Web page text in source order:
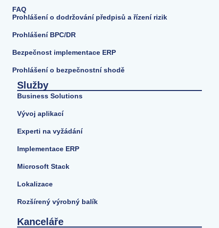
FAQ
Prohlášení o dodržování předpisů a řízení rizik
Prohlášení BPC/DR
Bezpečnost implementace ERP
Prohlášení o bezpečnostní shodě
Služby
Business Solutions
Vývoj aplikací
Experti na vyžádání
Implementace ERP
Microsoft Stack
Lokalizace
Rozšírený výrobný balík
Kanceláře